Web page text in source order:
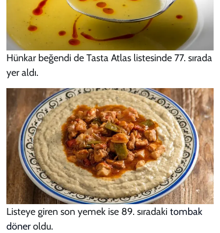
Hünkar beğendi de Tasta Atlas listesinde 77. sırada
yer aldı.
Listeye giren son yemek ise 89. sıradaki tombak
döneroldu.